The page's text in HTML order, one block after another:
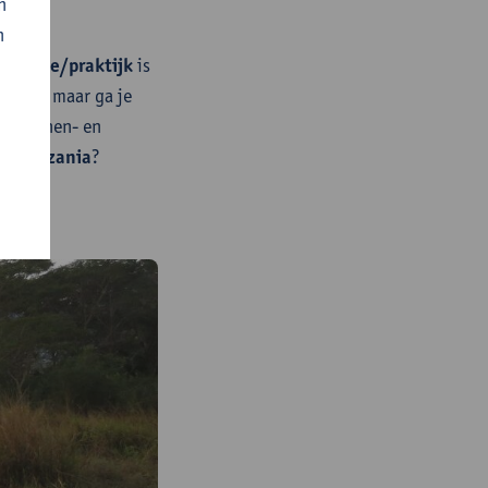
theorie/praktijkis
maar ga je
binnen- en
Tanzania?